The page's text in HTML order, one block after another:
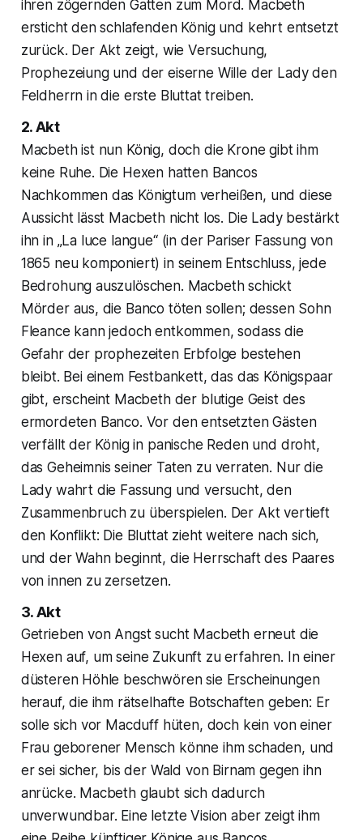
ihren zögernden Gatten zum Mord. Macbeth
ersticht den schlafenden König und kehrt entsetzt
zurück. Der Akt zeigt, wie Versuchung,
Prophezeiung und der eiserne Wille der Lady den
Feldherrn in die erste Bluttat treiben.
2. Akt
Macbeth ist nun König, doch die Krone gibt ihm
keine Ruhe. Die Hexen hatten Bancos
Nachkommen das Königtum verheißen, und diese
Aussicht lässt Macbeth nicht los. Die Lady bestärkt
ihn in „La luce langue“ (in der Pariser Fassung von
1865 neu komponiert) in seinem Entschluss, jede
Bedrohung auszulöschen. Macbeth schickt
Mörder aus, die Banco töten sollen; dessen Sohn
Fleance kann jedoch entkommen, sodass die
Gefahr der prophezeiten Erbfolge bestehen
bleibt. Bei einem Festbankett, das das Königspaar
gibt, erscheint Macbeth der blutige Geist des
ermordeten Banco. Vor den entsetzten Gästen
verfällt der König in panische Reden und droht,
das Geheimnis seiner Taten zu verraten. Nur die
Lady wahrt die Fassung und versucht, den
Zusammenbruch zu überspielen. Der Akt vertieft
den Konflikt: Die Bluttat zieht weitere nach sich,
und der Wahn beginnt, die Herrschaft des Paares
von innen zu zersetzen.
3. Akt
Getrieben von Angst sucht Macbeth erneut die
Hexen auf, um seine Zukunft zu erfahren. In einer
düsteren Höhle beschwören sie Erscheinungen
herauf, die ihm rätselhafte Botschaften geben: Er
solle sich vor Macduff hüten, doch kein von einer
Frau geborener Mensch könne ihm schaden, und
er sei sicher, bis der Wald von Birnam gegen ihn
anrücke. Macbeth glaubt sich dadurch
unverwundbar. Eine letzte Vision aber zeigt ihm